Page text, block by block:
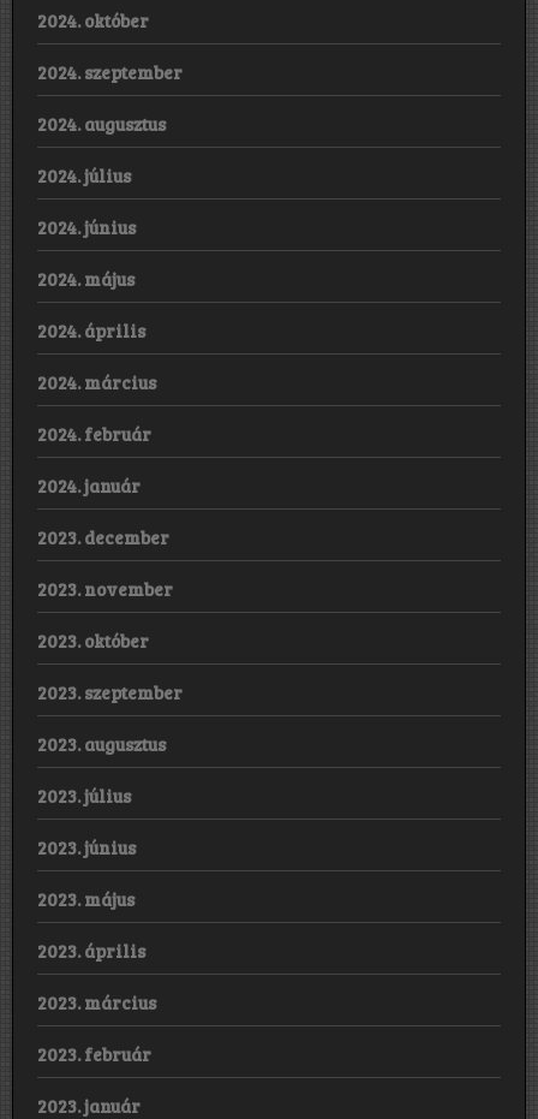
2024. október
2024. szeptember
2024. augusztus
2024. július
2024. június
2024. május
2024. április
2024. március
2024. február
2024. január
2023. december
2023. november
2023. október
2023. szeptember
2023. augusztus
2023. július
2023. június
2023. május
2023. április
2023. március
2023. február
2023. január